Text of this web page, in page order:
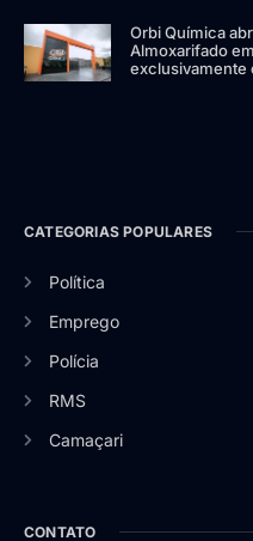
Orbi Química
Almoxarifado
exclusivamente
CATEGORIAS POPULARES
Política
Emprego
Polícia
RMS
Camaçari
CONTATO